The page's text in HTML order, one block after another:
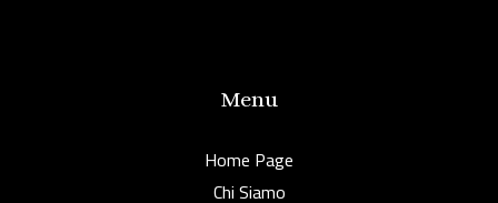
Menu
Home Page
Chi Siamo